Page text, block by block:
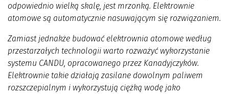
odpowiednio wielką skalę, jest mrzonką. Elektrownie
atomowe są automatycznie nasuwającym się rozwiązaniem.
Zamiast jednakże budować elektrownia atomowe według
przestarzałych technologii warto rozważyć wykorzystanie
systemu CANDU, opracowanego przez Kanadyjczyków.
Elektrownie takie działają zasilane dowolnym paliwem
rozszczepialnym i wykorzystują ciężką wodę jako